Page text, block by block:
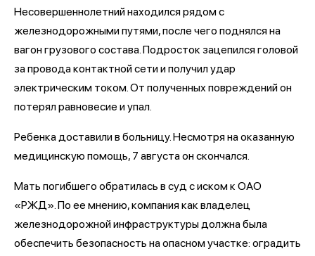
Несовершеннолетний находился рядом с
железнодорожными путями, после чего поднялся на
вагон грузового состава. Подросток зацепился головой
за провода контактной сети и получил удар
электрическим током. От полученных повреждений он
потерял равновесие и упал.
Ребенка доставили в больницу. Несмотря на оказанную
медицинскую помощь, 7 августа он скончался.
Мать погибшего обратилась в суд с иском к ОАО
«РЖД». По ее мнению, компания как владелец
железнодорожной инфраструктуры должна была
обеспечить безопасность на опасном участке: оградить